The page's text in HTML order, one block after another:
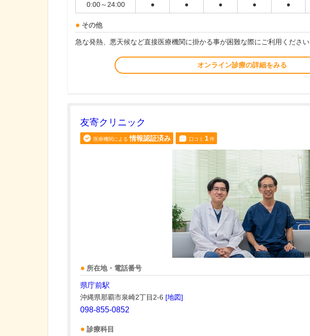
0:00～24:00 ● ● ● ● ●
その他
急な発熱、悪天候など直接医療機関に掛かる事が困難な際にご利用ください
オンライン診療の詳細をみる
友寄クリニック
医療機関による 情報認証済み 口コミ 1件
所在地・電話番号
県庁前駅
沖縄県那覇市泉崎2丁目2-6 [地図]
098-855-0852
診療科目